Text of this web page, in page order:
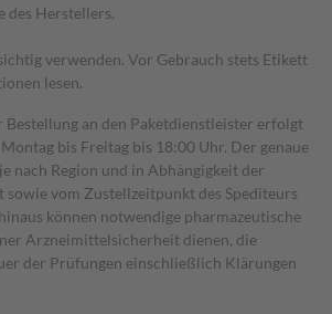
des Herstellers.
verwenden. Vor Gebrauch stets Etikett
lesen.
Bestellung an den Paketdienstleister erfolgt
bis Freitag bis 18:00 Uhr. Der genaue
nach Region und in Abhängigkeit der
vom Zustellzeitpunkt des Spediteurs
können notwendige pharmazeutische
Arzneimittelsicherheit dienen, die
der Prüfungen einschließlich Klärungen